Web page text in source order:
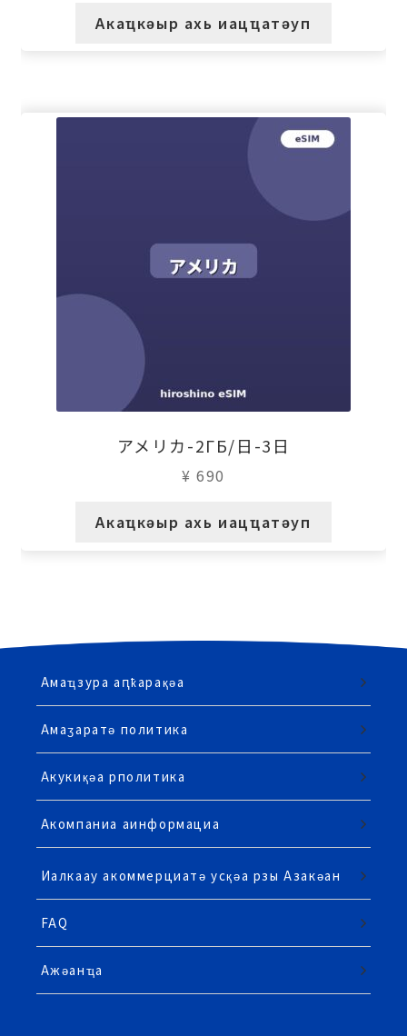
Акаҵкәыр ахь иацҵатәуп
アメリカ-2ГБ/日-3日
¥ 690
Акаҵкәыр ахь иацҵатәуп
Амаҵзура аԥҟарақәа
Амаӡаратә политика
Акукиқәа рполитика
Акомпаниа аинформациа
Иалкаау акоммерциатә усқәа рзы Азакәан
FAQ
Ажәанҵа